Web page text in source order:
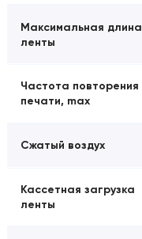
Максимальная длина
ленты
Частота повторения
печати, max
Сжатый воздух
Кассетная загрузка
ленты